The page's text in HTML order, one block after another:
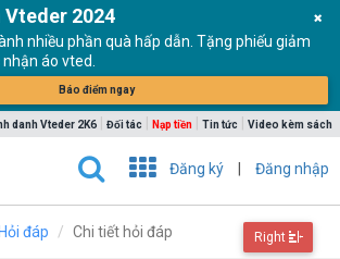
Vteder 2024
nhiều phần quà hấp dẫn. Tặng phiếu giảm
áo vted.
Báo điểm ngay
danh Vteder 2K6 Đối tác Nạp tiền Tin tức Video kèm sách
Đăng ký Đăng nhập
Hỏi đáp Chi tiết hỏi đáp Right